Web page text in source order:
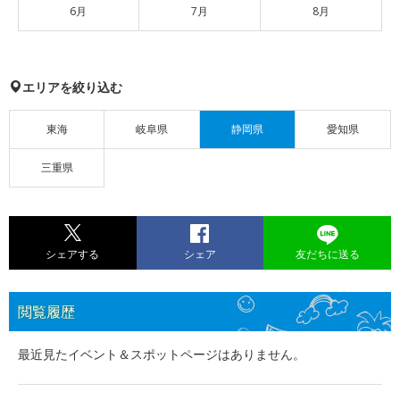
6月 7月 8月
エリアを絞り込む
東海 岐阜県 静岡県 愛知県
三重県
シェアする シェア 友だちに送る
閲覧履歴
最近見たイベント＆スポットページはありません。